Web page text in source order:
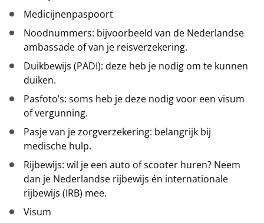
Medicijnenpaspoort
Noodnummers: bijvoorbeeld van de Nederlandse
ambassade of van je reisverzekering.
Duikbewijs (PADI): deze heb je nodig om te kunnen
duiken.
Pasfoto’s: soms heb je deze nodig voor een visum
of vergunning.
Pasje van je zorgverzekering: belangrijk bij
medische hulp.
Rijbewijs: wil je een auto of scooter huren? Neem
dan je Nederlandse rijbewijs én internationale
rijbewijs (IRB) mee.
Visum